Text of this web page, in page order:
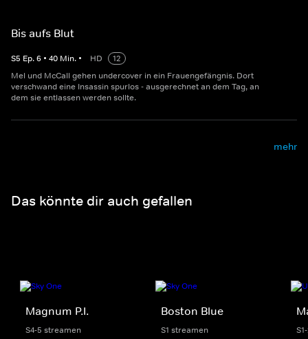
Bis aufs Blut
S5 Ep.6 • 40 Min. • HD
12
Mel und McCall gehen undercover in ein Frauengefängnis. Dort
verschwand eine Insassin spurlos - ausgerechnet an dem Tag, an
dem sie entlassen werden sollte.
mehr
Das könnte dir auch gefallen
Magnum P.I.
S4-5 streamen
Boston Blue
S1 streamen